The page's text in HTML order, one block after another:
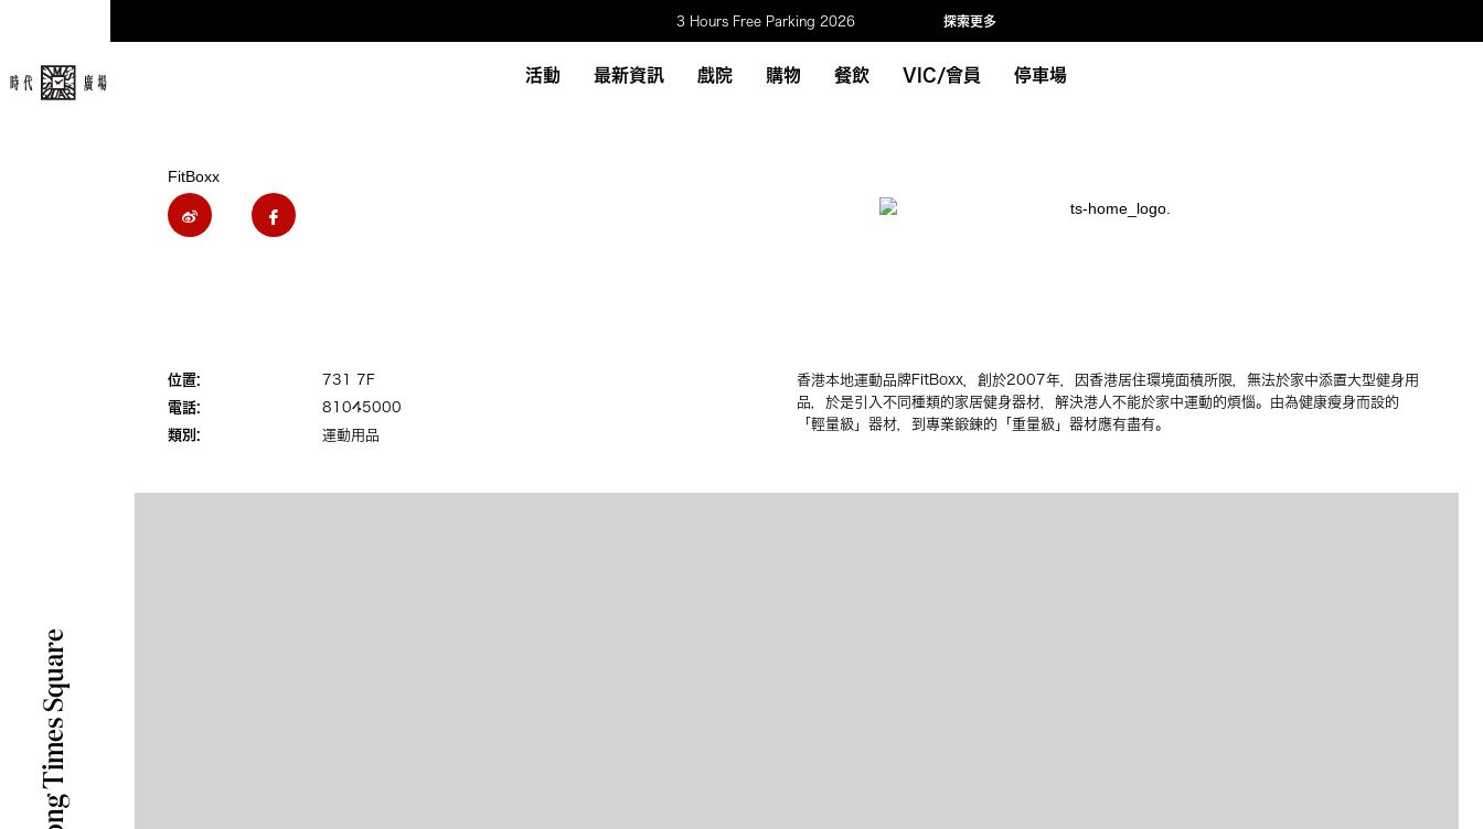
3 Hours Free Parking 2026 探索更多
活動 最新資訊 戲院 購物 餐飲 VIC/會員 停車場
FitBoxx
位置:
731 7F
電話:
81045000
類別:
運動用品
香港本地運動品牌FitBoxx，創於2007年，因香港居住環境面積所限，無法於家中添置大型健身用
品，於是引入不同種類的家居健身器材，解決港人不能於家中運動的煩惱。由為健康瘦身而設的
「輕量級」器材，到專業鍛鍊的「重量級」器材應有盡有。